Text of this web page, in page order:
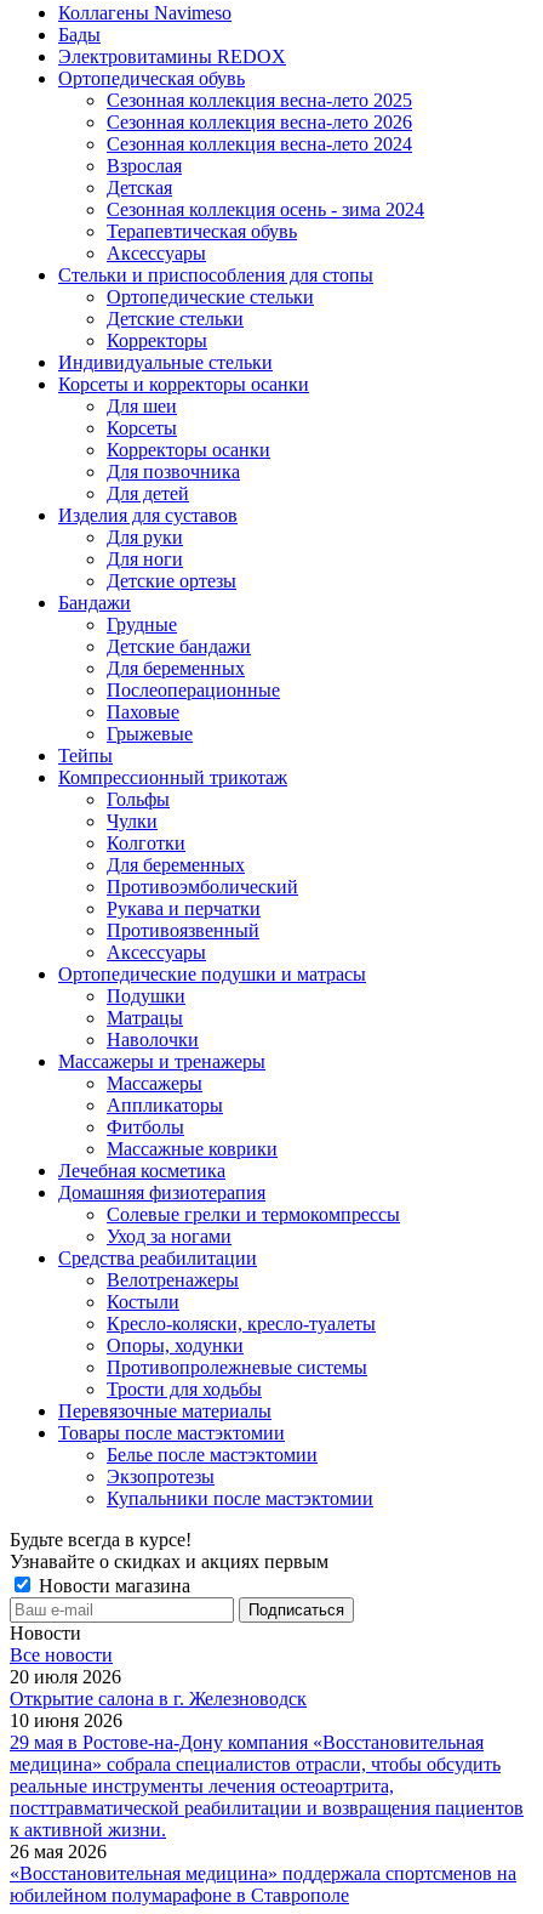
Коллагены Navimeso
Бады
Электровитамины REDOX
Ортопедическая обувь
Сезонная коллекция весна-лето 2025
Сезонная коллекция весна-лето 2026
Сезонная коллекция весна-лето 2024
Взрослая
Детская
Сезонная коллекция осень - зима 2024
Терапевтическая обувь
Аксессуары
Стельки и приспособления для стопы
Ортопедические стельки
Детские стельки
Корректоры
Индивидуальные стельки
Корсеты и корректоры осанки
Для шеи
Корсеты
Корректоры осанки
Для позвочника
Для детей
Изделия для суставов
Для руки
Для ноги
Детские ортезы
Бандажи
Грудные
Детские бандажи
Для беременных
Послеоперационные
Паховые
Грыжевые
Тейпы
Компрессионный трикотаж
Гольфы
Чулки
Колготки
Для беременных
Противоэмболический
Рукава и перчатки
Противоязвенный
Аксессуары
Ортопедические подушки и матрасы
Подушки
Матрацы
Наволочки
Массажеры и тренажеры
Массажеры
Аппликаторы
Фитболы
Массажные коврики
Лечебная косметика
Домашняя физиотерапия
Солевые грелки и термокомпрессы
Уход за ногами
Средства реабилитации
Велотренажеры
Костыли
Кресло-коляски, кресло-туалеты
Опоры, ходунки
Противопролежневые системы
Трости для ходьбы
Перевязочные материалы
Товары после мастэктомии
Белье после мастэктомии
Экзопротезы
Купальники после мастэктомии
Будьте всегда в курсе!
Узнавайте о скидках и акциях первым
Новости магазина
Новости
Все новости
20 июля 2026
Открытие салона в г. Железноводск
10 июня 2026
29 мая в Ростове-на-Дону компания «Восстановительная
медицина» собрала специалистов отрасли, чтобы обсудить
реальные инструменты лечения остеоартрита,
посттравматической реабилитации и возвращения пациентов
к активной жизни.
26 мая 2026
«Восстановительная медицина» поддержала спортсменов на
юбилейном полумарафоне в Ставрополе